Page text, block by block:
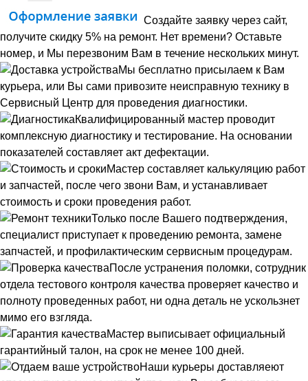
Создайте заявку через сайт,
получите скидку 5% на ремонт. Нет времени? Оставьте
номер, и Мы перезвоним Вам в течение нескольких минут.
Мы бесплатно присылаем к Вам
курьера, или Вы сами привозите неисправную технику в
Сервисный Центр для проведения диагностики.
Квалифицированный мастер проводит
комплексную диагностику и тестирование. На основании
показателей составляет акт дефектации.
Мастер составляет калькуляцию работ
и запчастей, после чего звони Вам, и устанавливает
стоимость и сроки проведения работ.
Только после Вашего подтверждения,
специалист приступает к проведению ремонта, замене
запчастей, и профилактическим сервисным процедурам.
После устранения поломки, сотрудник
отдела тестового контроля качества проверяет качество и
полноту проведенных работ, ни одна деталь не ускользнет
мимо его взгляда.
Мастер выписывает официальный
гарантийный талон, на срок не менее 100 дней.
Наши курьеры доставляеют